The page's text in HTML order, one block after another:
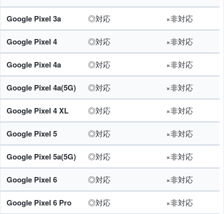
Google Pixel 3a ◎対応 ×非対応
Google Pixel 4 ◎対応 ×非対応
Google Pixel 4a ◎対応 ×非対応
Google Pixel 4a(5G) ◎対応 ×非対応
Google Pixel 4 XL ◎対応 ×非対応
Google Pixel 5 ◎対応 ×非対応
Google Pixel 5a(5G) ◎対応 ×非対応
Google Pixel 6 ◎対応 ×非対応
Google Pixel 6 Pro ◎対応 ×非対応